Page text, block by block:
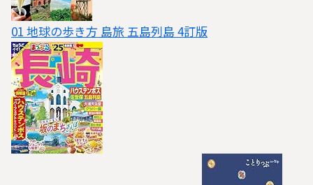
01 地球の歩き方 島旅 五島列島 4訂版